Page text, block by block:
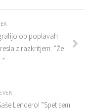
ob poplavah
z razkritjem: ”Že
Lendero! ”Spet sem